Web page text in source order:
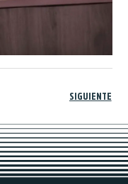
SIGUIENTE